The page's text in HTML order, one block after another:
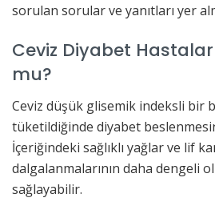
sorulan sorular ve yanıtları yer
Ceviz Diyabet
mu?
Ceviz düşük glisemik indeksli bir
tüketildiğinde diyabet
İçeriğindeki sağlıklı yağlar ve lif
dalgalanmalarının daha dengeli
sağlayabilir.